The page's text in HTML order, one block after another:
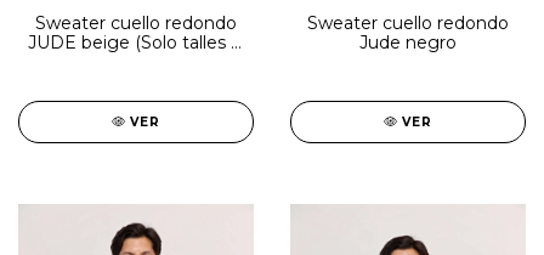
Sweater cuello redondo
JUDE beige (Solo talles L,
VER
Sweater cuello redondo
Jude negro
VER